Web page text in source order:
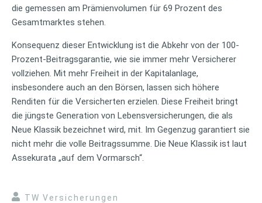
die gemessen am Prämienvolumen für 69 Prozent des
Gesamtmarktes stehen.
Konsequenz dieser Entwicklung ist die Abkehr von der 100-
Prozent-Beitragsgarantie, wie sie immer mehr Versicherer
vollziehen. Mit mehr Freiheit in der Kapitalanlage,
insbesondere auch an den Börsen, lassen sich höhere
Renditen für die Versicherten erzielen. Diese Freiheit bringt
die jüngste Generation von Lebensversicherungen, die als
Neue Klassik bezeichnet wird, mit. Im Gegenzug garantiert sie
nicht mehr die volle Beitragssumme. Die Neue Klassik ist laut
Assekurata „auf dem Vormarsch“.
TW Versicherungen